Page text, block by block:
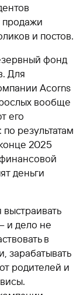
продажи
и постов.
фонд
Для
Acorns
вообще
его
результатам
2025
деньги
и дело не
в
зарабатывать
родителей и